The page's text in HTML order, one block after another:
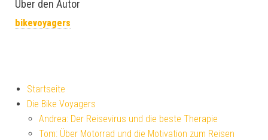
Über den Autor
bikevoyagers
Startseite
Die Bike Voyagers
Andrea: Der Reisevirus und die beste Therapie
Tom: Über Motorrad und die Motivation zum Reisen